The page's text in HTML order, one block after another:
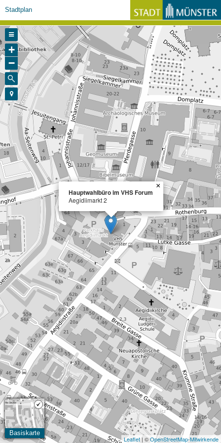
Stadtplan
Hauptwahlbüro im VHS Forum
Aegidiimarkt 2
×
+
−
Basiskarte
Leaflet | ©OpenStreetMap-Mitwirkende